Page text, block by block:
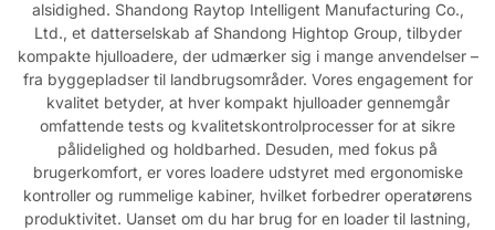
alsidighed. Shandong Raytop Intelligent Manufacturing Co.,
Ltd., et datterselskab af Shandong Hightop Group, tilbyder
kompakte hjulloadere, der udmærker sig i mange anvendelser –
fra byggepladser til landbrugsområder. Vores engagement for
kvalitet betyder, at hver kompakt hjulloader gennemgår
omfattende tests og kvalitetskontrolprocesser for at sikre
pålidelighed og holdbarhed. Desuden, med fokus på
brugerkomfort, er vores loadere udstyret med ergonomiske
kontroller og rummelige kabiner, hvilket forbedrer operatørens
produktivitet. Uanset om du har brug for en loader til lastning,